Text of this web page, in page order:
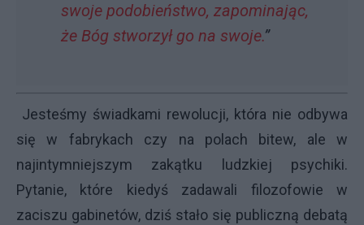
swoje podobieństwo, zapominając,
że Bóg stworzył go na swoje.”
Jesteśmy świadkami rewolucji, która nie odbywa
się w fabrykach czy na polach bitew, ale w
najintymniejszym zakątku ludzkiej psychiki.
Pytanie, które kiedyś zadawali filozofowie w
zaciszu gabinetów, dziś stało się publiczną debatą